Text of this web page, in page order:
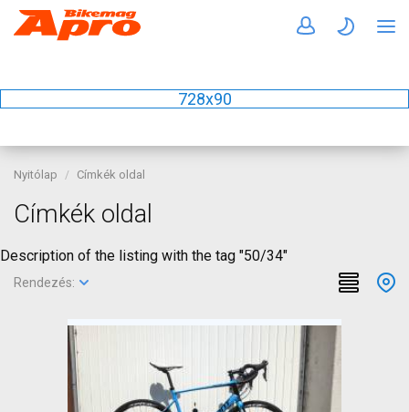
728x90
Nyitólap Címkék oldal
Címkék oldal
Description of the listing with the tag "50/34"
Rendezés: